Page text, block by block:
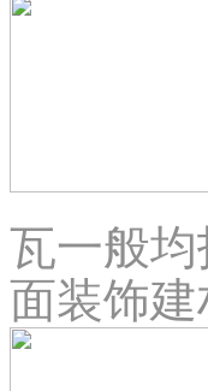
瓦一般
面装饰